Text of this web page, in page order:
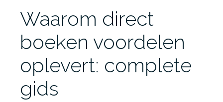
Waarom direct
boeken voordelen
oplevert: complete
gids